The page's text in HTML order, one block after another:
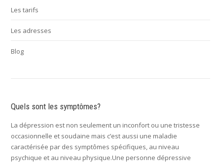
Les tarifs
Les adresses
Blog
Quels sont les symptômes?
La dépression est non seulement un inconfort ou une tristesse
occasionnelle et soudaine mais c’est aussi une maladie
caractérisée par des symptômes spécifiques, au niveau
psychique et au niveau physique.Une personne dépressive